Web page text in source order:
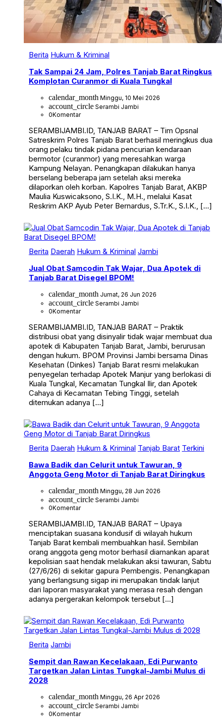
Berita Hukum & Kriminal
Tak Sampai 24 Jam, Polres Tanjab Barat Ringkus
Komplotan Curanmor di Kuala Tungkal
calendar_month Minggu, 10 Mei 2026
account_circle Serambi Jambi
0Komentar
SERAMBIJAMBI.ID, TANJAB BARAT – Tim Opsnal
Satreskrim Polres Tanjab Barat berhasil meringkus dua
orang pelaku tindak pidana pencurian kendaraan
bermotor (curanmor) yang meresahkan warga
Kampung Nelayan. Penangkapan dilakukan hanya
berselang beberapa jam setelah aksi mereka
dilaporkan oleh korban. Kapolres Tanjab Barat, AKBP
Maulia Kuswicaksono, S.I.K., M.H., melalui Kasat
Reskrim AKP Ayub Peter Bernardus, S.Tr.K., S.I.K., […]
Berita Daerah Hukum & Kriminal Jambi
Jual Obat Samcodin Tak Wajar, Dua Apotek di
Tanjab Barat Disegel BPOM!
calendar_month Jumat, 26 Jun 2026
account_circle Serambi Jambi
0Komentar
SERAMBIJAMBI.ID, TANJAB BARAT – Praktik
distribusi obat yang disinyalir tidak wajar membuat dua
apotek di Kabupaten Tanjab Barat, Jambi, berurusan
dengan hukum. BPOM Provinsi Jambi bersama Dinas
Kesehatan (Dinkes) Tanjab Barat resmi melakukan
penyegelan terhadap Apotek Manjur yang berlokasi di
Kuala Tungkal, Kecamatan Tungkal Ilir, dan Apotek
Cahaya di Kecamatan Tebing Tinggi, setelah
ditemukan adanya […]
Berita Daerah Hukum & Kriminal Tanjab Barat Terkini
Bawa Badik dan Celurit untuk Tawuran, 9
Anggota Geng Motor di Tanjab Barat Diringkus
calendar_month Minggu, 28 Jun 2026
account_circle Serambi Jambi
0Komentar
SERAMBIJAMBI.ID, TANJAB BARAT – Upaya
menciptakan suasana kondusif di wilayah hukum
Tanjab Barat kembali membuahkan hasil. Sembilan
orang anggota geng motor berhasil diamankan aparat
kepolisian saat hendak melakukan aksi tawuran, Sabtu
(27/6/26) di sekitar gapura Pembengis. Penangkapan
yang berlangsung sigap ini merupakan tindak lanjut
dari laporan masyarakat yang merasa resah dengan
adanya pergerakan kelompok tersebut […]
Berita Jambi
Sempit dan Rawan Kecelakaan, Edi Purwanto
Targetkan Jalan Lintas Tungkal-Jambi Mulus di
2028
calendar_month Minggu, 26 Apr 2026
account_circle Serambi Jambi
0Komentar